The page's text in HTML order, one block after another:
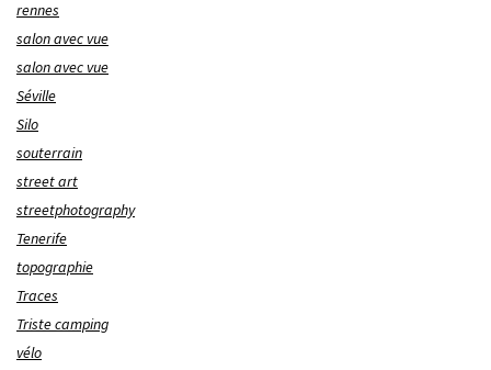
rennes
salon avec vue
salon avec vue
Séville
Silo
souterrain
street art
streetphotography
Tenerife
topographie
Traces
Triste camping
vélo